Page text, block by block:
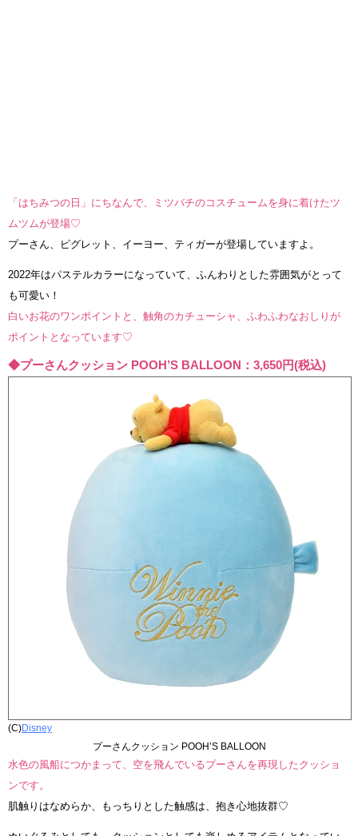
「はちみつの日」にちなんで、ミツバチのコスチュームを身に着けたツ
ムツムが登場♡
プーさん、ピグレット、イーヨー、ティガーが登場していますよ。
2022年はパステルカラーになっていて、ふんわりとした雰囲気がとって
も可愛い！
白いお花のワンポイントと、触角のカチューシャ、ふわふわなおしりが
ポイントとなっています♡
◆プーさんクッション POOH’S BALLOON：3,650円(税込)
(C)Disney
プーさんクッション POOH’S BALLOON
水色の風船につかまって、空を飛んでいるプーさんを再現したクッショ
ンです。
肌触りはなめらか、もっちりとした触感は、抱き心地抜群♡